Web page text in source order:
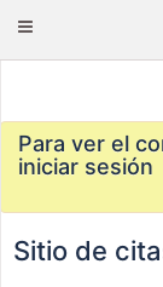
Toggle
Para ver el
iniciar sesión
Sitio de